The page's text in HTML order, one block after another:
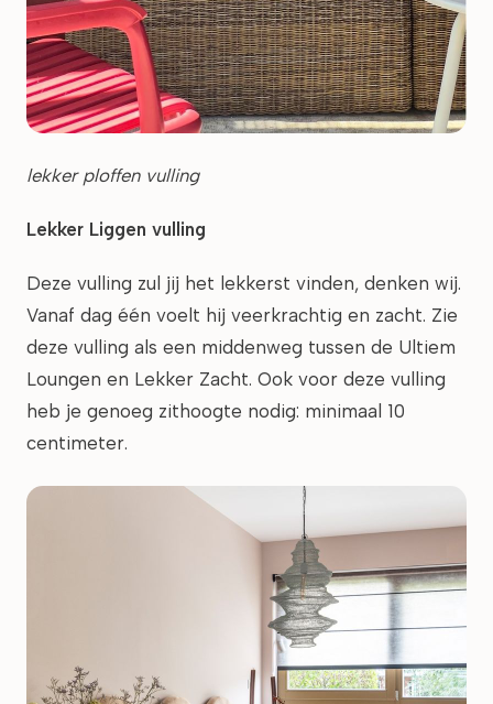
lekker ploffen vulling
Lekker Liggen vulling
Deze vulling zul jij het lekkerst vinden, denken wij.
Vanaf dag één voelt hij veerkrachtig en zacht. Zie
deze vulling als een middenweg tussen de Ultiem
Loungen en Lekker Zacht. Ook voor deze vulling
heb je genoeg zithoogte nodig: minimaal 10
centimeter.